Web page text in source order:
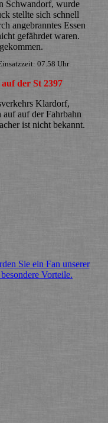
Schwandorf, wurde
stellte sich schnell
angebranntes Essen
gefährdet waren.
07.58 Uhr
der St 2397
Klardorf,
auf auf der Fahrbahn
ist nicht bekannt.
Sie ein Fan unserer
Vorteile.